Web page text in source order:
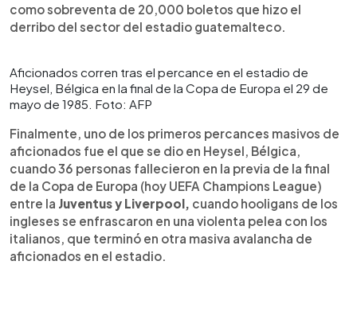
como sobreventa de 20,000 boletos que hizo el
derribo del sector del estadio guatemalteco.
Aficionados corren tras el percance en el estadio de
Heysel, Bélgica en la final de la Copa de Europa el 29 de
mayo de 1985. Foto: AFP
Finalmente, uno de los primeros percances masivos de
aficionados fue el que se dio en Heysel, Bélgica,
cuando 36 personas fallecieron en la previa de la final
de la Copa de Europa (hoy UEFA Champions League)
entre la Juventus y Liverpool, cuando hooligans de los
ingleses se enfrascaron en una violenta pelea con los
italianos, que terminó en otra masiva avalancha de
aficionados en el estadio.